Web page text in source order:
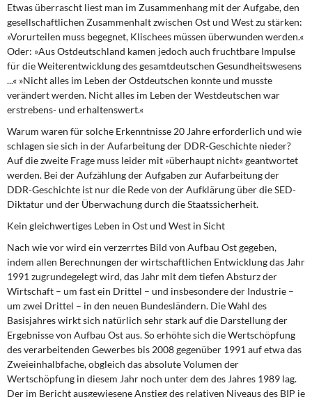
Etwas überrascht liest man im Zusammenhang mit der Aufgabe, den
gesellschaftlichen Zusammenhalt zwischen Ost und West zu stärken:
»Vorurteilen muss begegnet, Klischees müssen überwunden werden.«
Oder: »Aus Ostdeutschland kamen jedoch auch fruchtbare Impulse
für die Weiterentwicklung des gesamtdeutschen Gesundheitswesens
...« »Nicht alles im Leben der Ostdeutschen konnte und musste
verändert werden. Nicht alles im Leben der Westdeutschen war
erstrebens- und erhaltenswert.«
Warum waren für solche Erkenntnisse 20 Jahre erforderlich und wie
schlagen sie sich in der Aufarbeitung der DDR-Geschichte nieder?
Auf die zweite Frage muss leider mit »überhaupt nicht« geantwortet
werden. Bei der Aufzählung der Aufgaben zur Aufarbeitung der
DDR-Geschichte ist nur die Rede von der Aufklärung über die SED-
Diktatur und der Überwachung durch die Staatssicherheit.
Kein gleichwertiges Leben in Ost und West in Sicht
Nach wie vor wird ein verzerrtes Bild von Aufbau Ost gegeben,
indem allen Berechnungen der wirtschaftlichen Entwicklung das Jahr
1991 zugrundegelegt wird, das Jahr mit dem tiefen Absturz der
Wirtschaft – um fast ein Drittel – und insbesondere der Industrie –
um zwei Drittel – in den neuen Bundesländern. Die Wahl des
Basisjahres wirkt sich natürlich sehr stark auf die Darstellung der
Ergebnisse von Aufbau Ost aus. So erhöhte sich die Wertschöpfung
des verarbeitenden Gewerbes bis 2008 gegenüber 1991 auf etwa das
Zweieinhalbfache, obgleich das absolute Volumen der
Wertschöpfung in diesem Jahr noch unter dem des Jahres 1989 lag.
Der im Bericht ausgewiesene Anstieg des relativen Niveaus des BIP je